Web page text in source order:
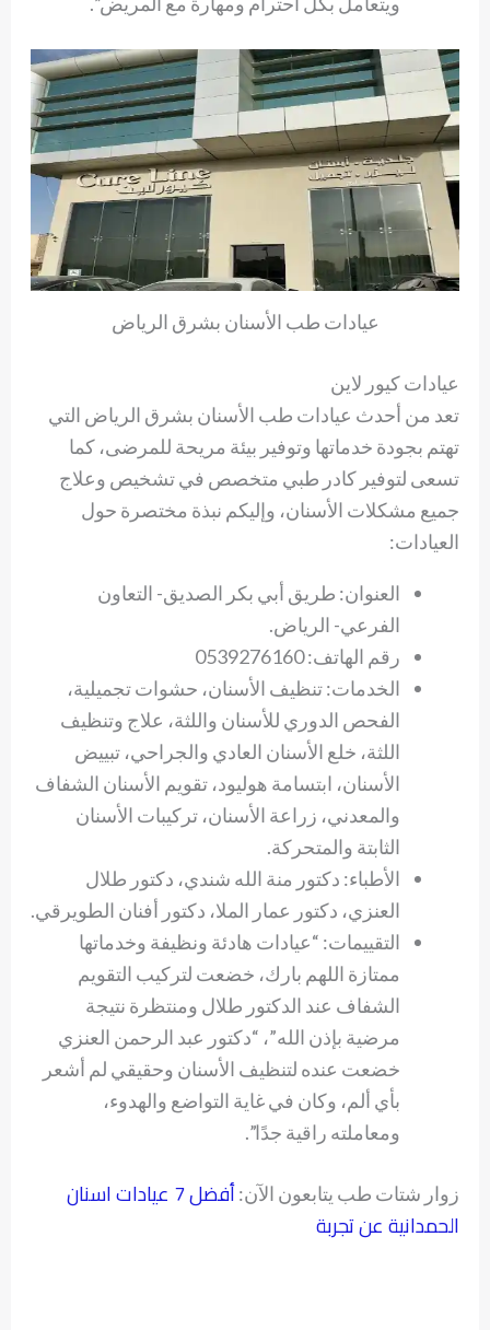
عيادات طب الأسنان بشرق الرياض
عيادات كيور لاين
تعد من أحدث عيادات طب الأسنان بشرق الرياض التي
تهتم بجودة خدماتها وتوفير بيئة مريحة للمرضى، كما
تسعى لتوفير كادر طبي متخصص في تشخيص وعلاج
جميع مشكلات الأسنان، وإليكم نبذة مختصرة حول
العيادات:
العنوان: طريق أبي بكر الصديق- التعاون
الفرعي- الرياض.
رقم الهاتف: 0539276160
الخدمات: تنظيف الأسنان، حشوات تجميلية،
الفحص الدوري للأسنان واللثة، علاج وتنظيف
اللثة، خلع الأسنان العادي والجراحي، تبييض
الأسنان، ابتسامة هوليود، تقويم الأسنان الشفاف
والمعدني، زراعة الأسنان، تركيبات الأسنان
الثابتة والمتحركة.
الأطباء: دكتور منة الله شندي، دكتور طلال
العنزي، دكتور عمار الملا، دكتور أفنان الطويرقي.
التقييمات: “عيادات هادئة ونظيفة وخدماتها
ممتازة اللهم بارك، خضعت لتركيب التقويم
الشفاف عند الدكتور طلال ومنتظرة نتيجة
مرضية بإذن الله”، “دكتور عبد الرحمن العنزي
خضعت عنده لتنظيف الأسنان وحقيقي لم أشعر
بأي ألم، وكان في غاية التواضع والهدوء،
ومعاملته راقية جدًا”.
زوار شتات طب يتابعون الآن:
أفضل 7 عيادات اسنان
الحمدانية عن تجربة